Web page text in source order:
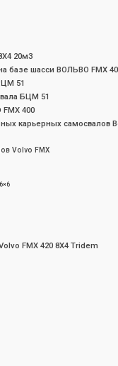
20м3
базе шасси ВОЛЬВО FMX
51
БЦМ 51
400
карьерных самосвалов
Volvo FMX
FMX 420 8Х4 Tridem